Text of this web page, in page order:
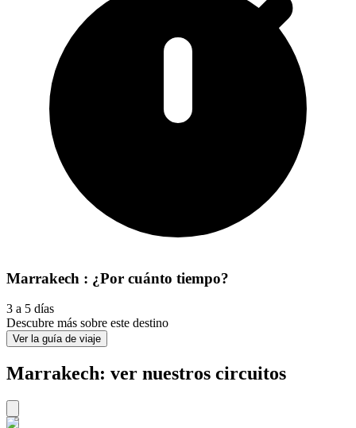
Marrakech : ¿Por cuánto tiempo?
3 a 5 días
Descubre más sobre este destino
Ver la guía de viaje
Marrakech: ver nuestros circuitos